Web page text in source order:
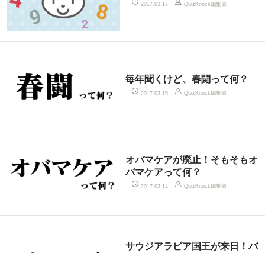
2017.03.17 QuizKnock編集部
毎年聞くけど、春闘って何？
2017.03.15 QuizKnock編集部
オバマケアが廃止！そもそもオ
バマケアって何？
2017.03.14 QuizKnock編集部
サウジアラビア国王が来日！バ